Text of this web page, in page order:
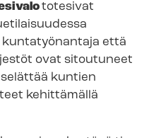
totesivat
kuntatyönantaja että
ovat sitoutuneet
kuntien
kehittämällä